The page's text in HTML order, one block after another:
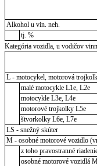
Alkohol u vin. neh.
tj. %
Kategória vozidla, u vodičov
L - motocykel, motorová
malé motocykle L1e, L2e
motocykle L3e, L4e
motorové trojkolky L5e
štvorkolky L6e, L7e
LS - snežný skúter
M - osobné motorové vozidlo
z toho pravostranné
osobné motorové vozidlá